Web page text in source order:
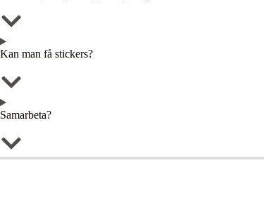
Kan man få stickers?
Samarbeta?